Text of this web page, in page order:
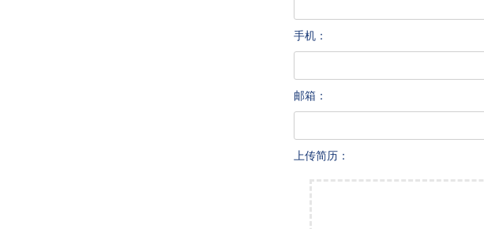
手机：
邮箱：
上传简历：